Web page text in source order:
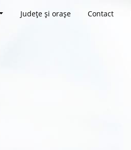
Județe și orașe Contact